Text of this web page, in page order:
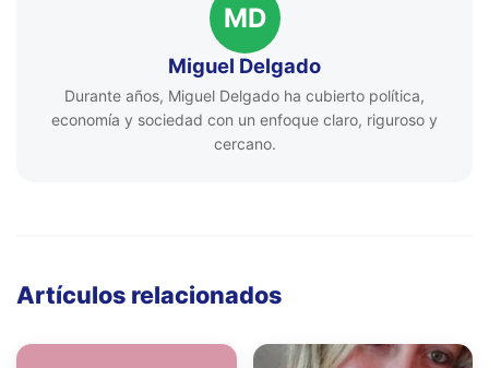
MD
Miguel Delgado
Durante años, Miguel Delgado ha cubierto política,
economía y sociedad con un enfoque claro, riguroso y
cercano.
Artículos relacionados